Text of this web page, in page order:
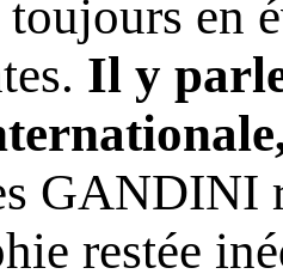
en
Il y
GANDINI
restée